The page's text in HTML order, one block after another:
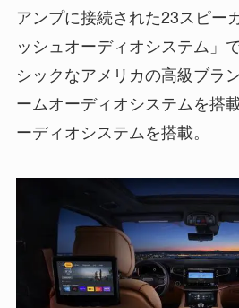
アンプに接続された23スピー
ッシュオーディオシステム」
シックなアメリカの高級ブラ
ームオーディオシステムを搭
ーディオシステムを搭載。